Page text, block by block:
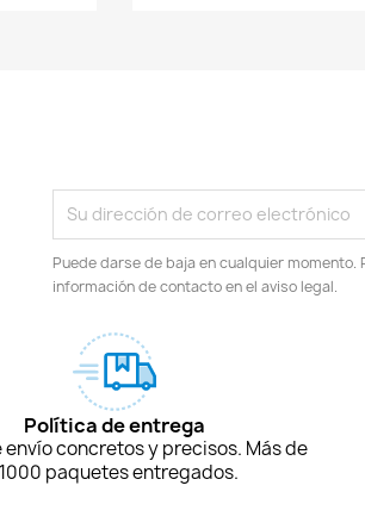
Puede darse de baja en cualquier momento.
información de contacto en el aviso legal.
Política de entrega
envío concretos y precisos. Más de
paquetes entregados.